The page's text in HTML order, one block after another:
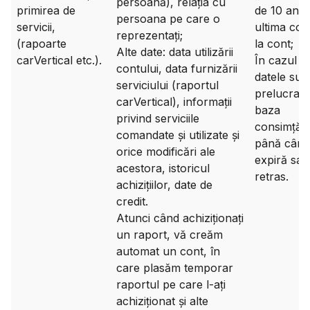
primirea de
servicii,
(rapoarte
carVertical etc.).
persoana pe care o
reprezentați;
Alte date: data utilizării
contului, data furnizării
serviciului (raportul
carVertical), informații
privind serviciile
comandate și utilizate și
orice modificări ale
acestora, istoricul
achizițiilor, date de
credit.
Atunci când achiziționați
un raport, vă creăm
automat un cont, în
care plasăm temporar
raportul pe care l-ați
achiziționat și alte
de 10 ani
ultima
la cont;
În cazul
datele
baza
până
expiră
retras.